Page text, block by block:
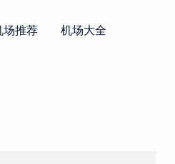
场推荐 机场大全